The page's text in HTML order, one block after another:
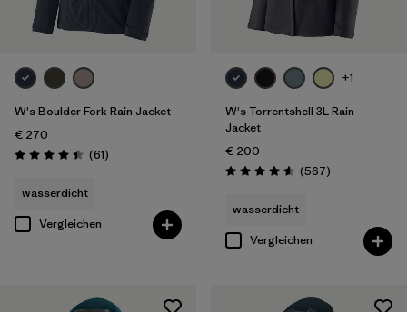
W's Boulder Fork Rain Jacket
€ 270
Bewertung: 4.4 / 5
(61Rezensionen
)
wasserdicht
Vergleichen
+1
W's Torrentshell 3L Rain
Jacket
€ 200
Bewertung: 4.6 / 5
(567Rezensionen
)
wasserdicht
Vergleichen